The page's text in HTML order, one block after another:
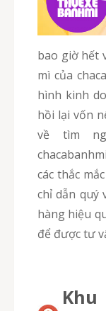
bao giờ hết
mì của
hình kinh
hồi lại vốn
về tìm
các thắc
chỉ dẫn quý
hàng hiệu
để được tư